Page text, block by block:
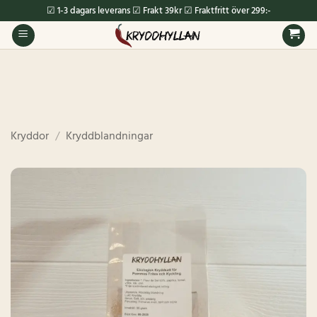
to
content
☑ 1-3 dagars leverans ☑ Frakt 39kr ☑ Fraktfritt över 299:-
Kryddor / Kryddblandningar